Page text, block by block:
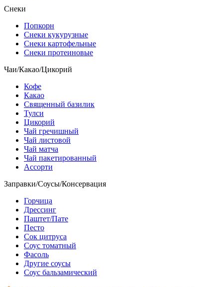
Снеки
Попкорн
Снеки кукурузные
Снеки картофельные
Снеки протеиновые
Чаи/Какао/Цикорий
Кофе
Какао
Священный базилик
Тулси
Цикорий
Чай гречишный
Чай листовой
Чай матча
Чай пакетированный
Ассорти
Заправки/Соусы/Консервация
Горчица
Дрессинг
Паштет/Пате
Песто
Сок цитруса
Соус томатный
Фасоль
Другие соусы
Соус бальзамический